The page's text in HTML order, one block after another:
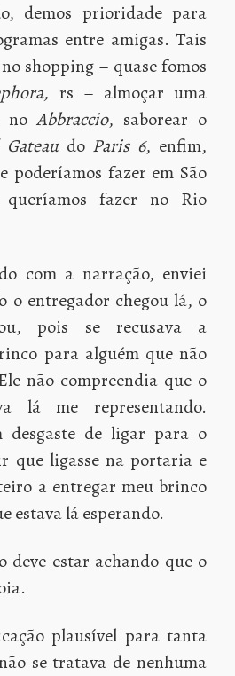
demos prioridade para
entre amigas. Tais
shopping – quase fomos
rs – almoçar uma
noAbbraccio, saborear o
do Paris 6, enfim,
poderíamos fazer em São
fazer no Rio
com a narração, enviei
o entregador chegou lá, o
pois se recusava a
para alguém que não
não compreendia que o
lá me representando.
desgaste de ligar para o
que ligasse na portaria e
a entregar meu brinco
estava lá esperando.
deve estar achando que o
plausível para tanta
se tratava de nenhuma